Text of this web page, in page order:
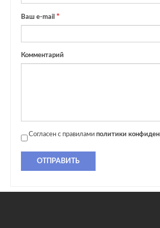
Ваш e-mail
Комментарий
Согласен с правилами политики
ОТПРАВИТЬ